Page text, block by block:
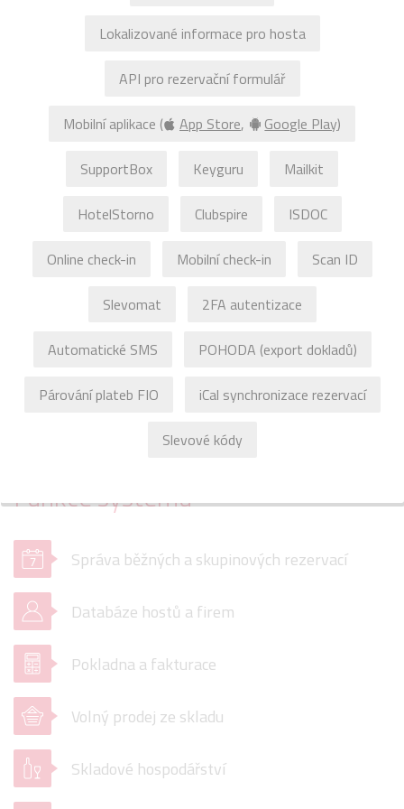
Zobrazit všechny moduly
Nevyhovuje Vám tento způsob placení?Ozvěte se nám.
$ 740
Funkce systému
Správa běžných a skupinových rezervací
Databáze hostů a firem
Pokladna a fakturace
Volný prodej ze skladu
Skladové hospodářství
Lokalizované informace pro hosta
API pro rezervační formulář
Mobilní aplikace ( App Store, Google Play)
SupportBox Keyguru Mailkit
HotelStorno Clubspire ISDOC
Online check-in Mobilní check-in Scan ID
Slevomat 2FA autentizace
Automatické SMS POHODA (export dokladů)
Párování plateb FIO iCal synchronizace rezervací
Slevové kódy